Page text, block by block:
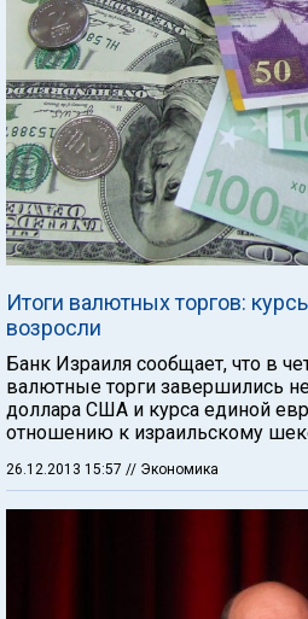
Итоги валютных торгов:
возросли
Банк Израиля сообщает, что в
валютные торги завершились
доллара США и курса единой
отношению к израильскому
26.12.2013 15:57 // Экономика